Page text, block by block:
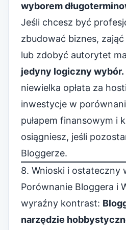
wyborem
Jeśli chcesz być
zbudować biznes,
lub zdobyć autorytet
jedyny logiczny wybór.
niewielka opłata za
inwestycje w
pułapem finansowym i
osiągniesz, jeśli
Bloggerze.
8. Wnioski i ostateczny
Porównanie Bloggera i
wyraźny kontrast:
narzędzie